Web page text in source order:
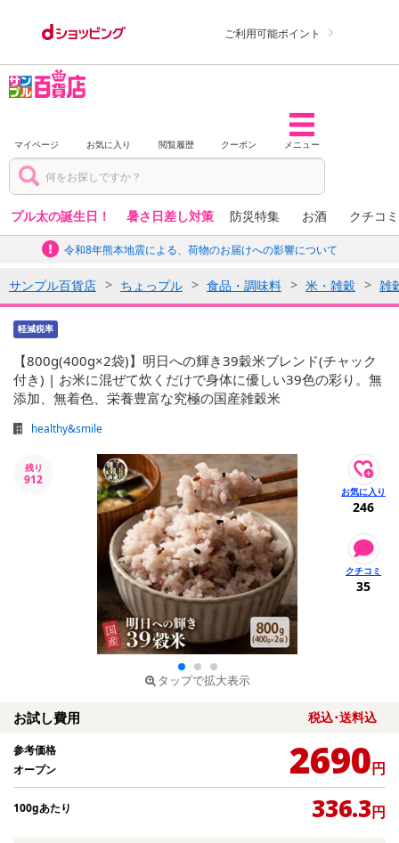
ご利用可能ポイント
マイページ お気に入り 閲覧履歴 クーポン メニュー
プル太の誕生日！ 暑さ日差し対策 防災特集 お酒 クチコ
令和8年熊本地震による、荷物のお届けへの影響について
サンプル百貨店 ちょっプル 食品・調味料 米・雑穀 雑
軽減税率
【800g(400g×2袋)】明日への輝き39穀米ブレンド(チャック
付き) | お米に混ぜて炊くだけで身体に優しい39色の彩り。無
添加、無着色、栄養豊富な究極の国産雑穀米
healthy&smile
残り
912
タップで拡大表示
246
35
お試し費用 税込･送料込
参考価格
オープン
2690円
100gあたり 336.3円